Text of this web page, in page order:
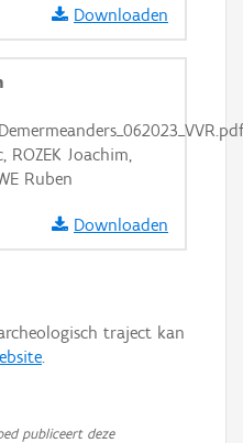
Downloaden
ROZEK Joachim,
Ruben
Downloaden
traject kan
.
publiceert deze